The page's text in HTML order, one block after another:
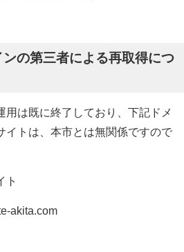
の第三者による再取得につ
用は既に終了しており、下記ドメ
イトは、本市とは無関係ですので
ト
akita.com